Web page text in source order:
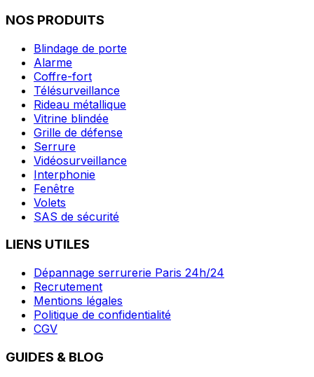
NOS PRODUITS
Blindage de porte
Alarme
Coffre-fort
Télésurveillance
Rideau métallique
Vitrine blindée
Grille de défense
Serrure
Vidéosurveillance
Interphonie
Fenêtre
Volets
SAS de sécurité
LIENS UTILES
Dépannage serrurerie Paris 24h/24
Recrutement
Mentions légales
Politique de confidentialité
CGV
GUIDES & BLOG